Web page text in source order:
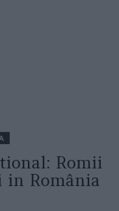
Romii
România